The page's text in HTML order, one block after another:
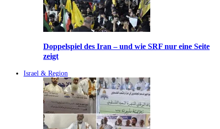
Doppelspiel des Iran – und wie SRF nur eine Seite
zeigt
Israel & Region